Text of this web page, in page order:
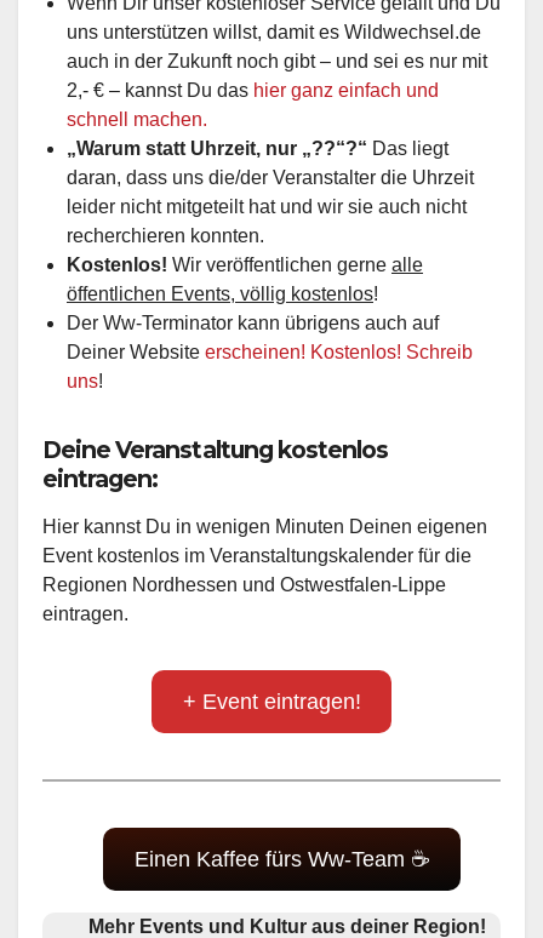
uns unterstützen willst, damit es Wildwechsel.de
auch in der Zukunft noch gibt – und sei es nur mit
2,- € – kannst Du das hier ganz einfach und
schnell machen.
„Warum statt Uhrzeit, nur „??“?“ Das liegt
daran, dass uns die/der Veranstalter die Uhrzeit
leider nicht mitgeteilt hat und wir sie auch nicht
recherchieren konnten.
Kostenlos! Wir veröffentlichen gerne alle
öffentlichen Events, völlig kostenlos!
Der Ww-Terminator kann übrigens auch auf
Deiner Website erscheinen! Kostenlos! Schreib
uns!
Deine Veranstaltung kostenlos
eintragen:
Hier kannst Du in wenigen Minuten Deinen eigenen
Event kostenlos im Veranstaltungskalender für die
Regionen Nordhessen und Ostwestfalen-Lippe
eintragen.
+ Event eintragen!
Einen Kaffee fürs Ww-Team ☕
Mehr Events und Kultur aus deiner Region!